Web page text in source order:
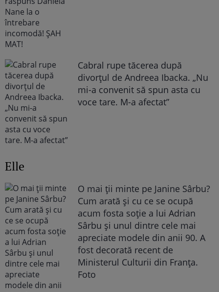
Cabral rupe tăcerea după
divorțul de Andreea Ibacka. „Nu
mi-a convenit să spun asta cu
voce tare. M-a afectat”
Elle
O mai ții minte pe Janine Sârbu?
Cum arată și cu ce se ocupă
acum fosta soție a lui Adrian
Sârbu și unul dintre cele mai
apreciate modele din anii 90. A
fost decorată recent de
Ministerul Culturii din Franța.
Foto